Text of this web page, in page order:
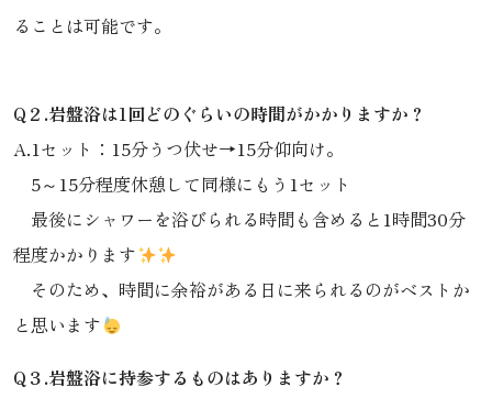
ることは可能です。
Q２.岩盤浴は1回どのぐらいの時間がかかりますか？
A.1セット：15分うつ伏せ→15分仰向け。
5～15分程度休憩して同様にもう1セット
最後にシャワーを浴びられる時間も含めると1時間30分
程度かかります
そのため、時間に余裕がある日に来られるのがベストか
と思います
Q３.岩盤浴に持参するものはありますか？